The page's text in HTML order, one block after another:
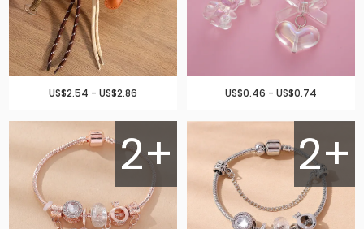
US$0.46 - US$0.74
US$2.54 - US$2.86
2+
2+